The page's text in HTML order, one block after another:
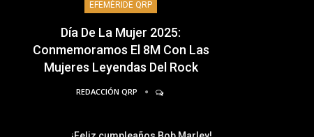
EFEMÉRIDE QRP
Día De La Mujer 2025:
Conmemoramos El 8M Con Las
Mujeres Leyendas Del Rock
REDACCIÓN QRP